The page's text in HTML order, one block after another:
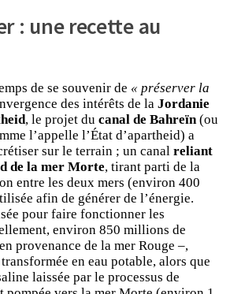
: une recette au
de se souvenir de « préserver la
des intérêts de la Jordanie
, le projet du canal de Bahreïn (ou
l’appelle l’État d’apartheid) a
sur le terrain ; un canal reliant
de la mer Morte, tirant parti de la
entre les deux mers (environ 400
afin de générer de l’énergie.
pour faire fonctionner les
environ 850 millions de
provenance de la mer Rouge –,
en eau potable, alors que
laissée par le processus de